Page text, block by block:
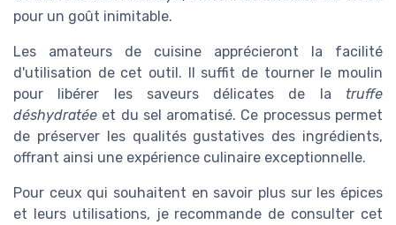
pour un goût inimitable.
Les amateurs de cuisine apprécieront la facilité
d'utilisation de cet outil. Il suffit de tourner le moulin
pour libérer les saveurs délicates de la truffe
déshydratée et du sel aromatisé. Ce processus permet
de préserver les qualités gustatives des ingrédients,
offrant ainsi une expérience culinaire exceptionnelle.
Pour ceux qui souhaitent en savoir plus sur les épices
et leurs utilisations, je recommande de consulter cet